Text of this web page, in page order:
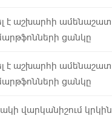
է աշխարհի ամենաշատ
ցանկը
է աշխարհի ամենաշատ
ցանկը
վարկանիշում կրկին